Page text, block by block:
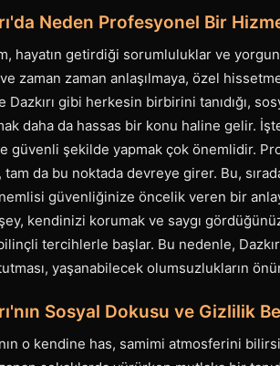
Neden Profesyonel Bir
hayatın getirdiği sorumluluklar ve
zaman zaman anlaşılmaya, özel
Dazkırı gibi herkesin birbirini tanıdığı,
daha da hassas bir konu haline gelir.
güvenli şekilde yapmak çok önemlidir.
tam da bu noktada devreye girer. Bu,
güvenliğinize öncelik veren bir
kendinizi korumak ve saygı
tercihlerle başlar. Bu nedenle,
yaşanabilecek olumsuzlukların
Sosyal Dokusu ve Gizlilik
o kendine has, samimi atmosferini